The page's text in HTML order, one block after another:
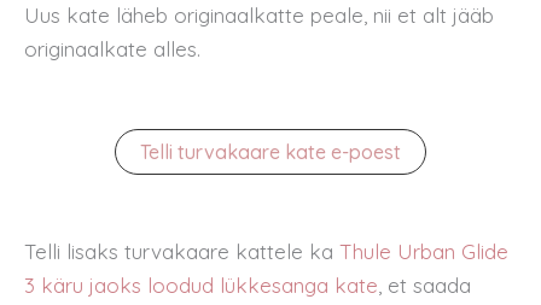
Uus kate läheb originaalkatte peale, nii et alt jääb
originaalkate alles.
Telli turvakaare kate e-poest
Telli lisaks turvakaare kattele ka Thule Urban Glide
3 käru jaoks loodud lükkesanga kate, et saada